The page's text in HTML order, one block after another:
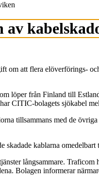
om att flera elöverförings-
löper från Finland till
CITIC-bolagets sjökabel
tillsammans med de
skadade kablarna
långsammare.
Bolagen informerar